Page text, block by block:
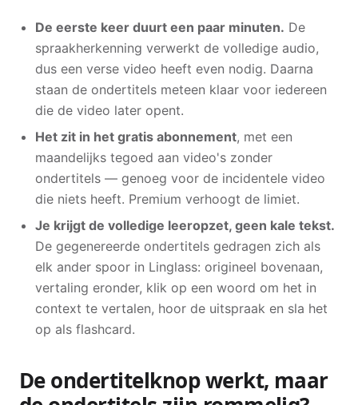
De eerste keer duurt een paar minuten. De
spraakherkenning verwerkt de volledige audio,
dus een verse video heeft even nodig. Daarna
staan de ondertitels meteen klaar voor iedereen
die de video later opent.
Het zit in het gratis abonnement, met een
maandelijks tegoed aan video's zonder
ondertitels — genoeg voor de incidentele video
die niets heeft. Premium verhoogt de limiet.
Je krijgt de volledige leeropzet, geen kale tekst.
De gegenereerde ondertitels gedragen zich als
elk ander spoor in Linglass: origineel bovenaan,
vertaling eronder, klik op een woord om het in
context te vertalen, hoor de uitspraak en sla het
op als flashcard.
De ondertitelknop werkt, maar